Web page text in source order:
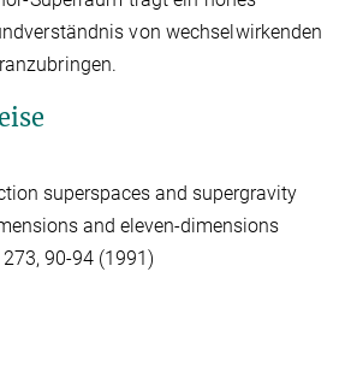
von wechselwirkenden
superspaces and supergravity
and eleven-dimensions
90-94 (1991)